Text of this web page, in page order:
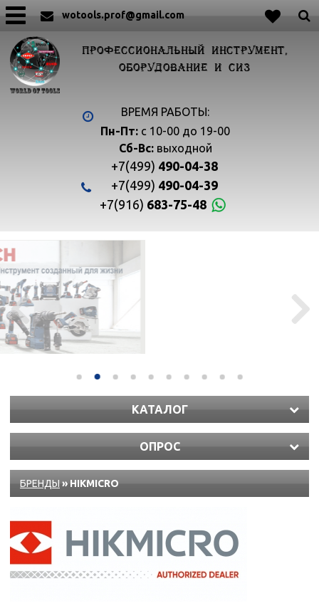
wotools.prof@gmail.com
ПРОФЕССИОНАЛЬНЫЙ ИНСТРУМЕНТ,
ОБОРУДОВАНИЕ И СИЗ
ВРЕМЯ РАБОТЫ:
Пн-Пт: с 10-00 до 19-00
Сб-Вс:выходной
+7(499) 490-04-38
+7(499) 490-04-39
+7(916) 683-75-48
 
КАТАЛОГ
ОПРОС
БРЕНДЫ » HIKMICRO